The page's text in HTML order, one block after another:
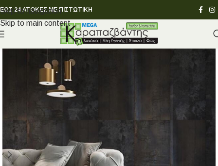
Skip to navigation
Skip to main content
ΕΩΣ 24 ΑΤΟΚΕΣ ΜΕ ΠΙΣΤΩΤΙΚΗ